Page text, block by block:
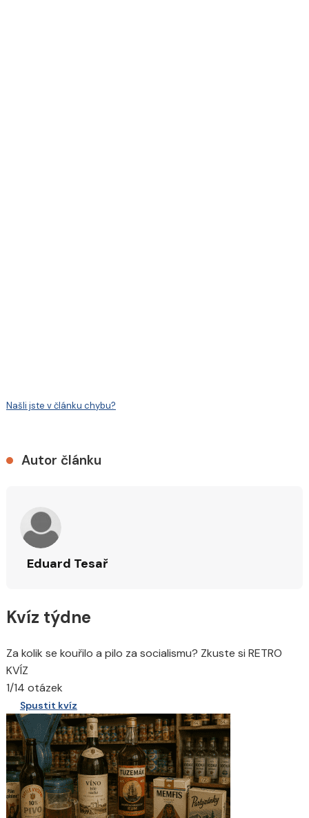
Našli jste v článku chybu?
Autor článku
Eduard Tesař
Kvíz týdne
Za kolik se kouřilo a pilo za socialismu? Zkuste si RETRO
KVÍZ
1/14 otázek
Spustit kvíz